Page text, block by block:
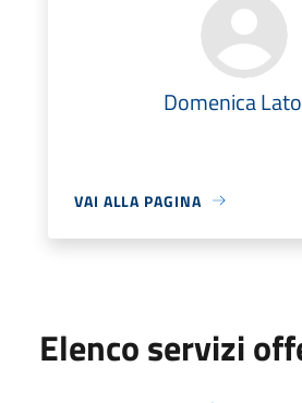
Domenica
VAI ALLA PAGINA
Elenco servizi